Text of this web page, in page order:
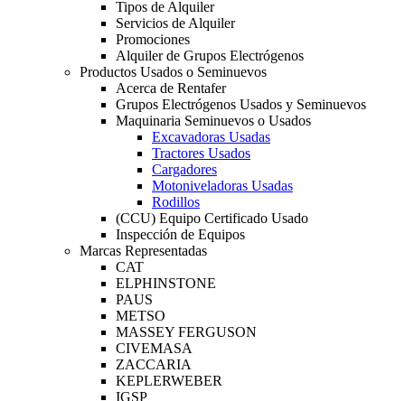
Tipos de Alquiler
Servicios de Alquiler
Promociones
Alquiler de Grupos Electrógenos
Productos Usados o Seminuevos
Acerca de Rentafer
Grupos Electrógenos Usados y Seminuevos
Maquinaria Seminuevos o Usados
Excavadoras Usadas
Tractores Usados
Cargadores
Motoniveladoras Usadas
Rodillos
(CCU) Equipo Certificado Usado
Inspección de Equipos
Marcas Representadas
CAT
ELPHINSTONE
PAUS
METSO
MASSEY FERGUSON
CIVEMASA
ZACCARIA
KEPLERWEBER
IGSP